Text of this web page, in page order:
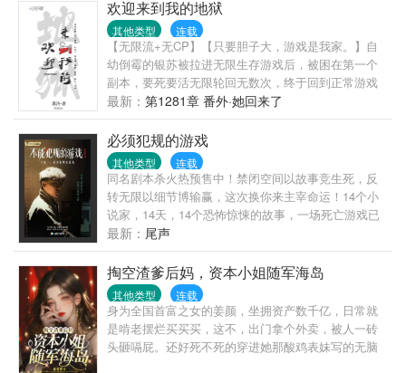
载着自动净水系统和微型生态农场。但真正的危机来
自迷雾深处——那些杀不死的诡异追逐着迁徙车辙。
诡异无法杀死，除非序列超凡。超过百种匪夷所思的
序列超凡。超百种奇异奇物……又有书名：
欢迎来到我的地狱
其他类型 连载
【无限流+无CP】【只要胆子大，游戏是我家。】自
幼倒霉的银苏被拉进无限生存游戏后，被困在第一个
副本，要死要活无限轮回无数次，终于回到正常游戏
进程。终于不用面对同一批怪物的银苏泪流满面，决
定好好和怪物们交朋友，再也不打他们了。众人看着
随手捏爆怪物，渣都不剩的银苏：灰都扬了是吧！后
来游戏里多了一条禁忌：远离银苏，她有病！
最新： 第1281章 番外·她回来了
必须犯规的游戏
其他类型 连载
同名剧本杀火热预售中！禁闭空间以故事竞生死，反
转无限以细节博输赢，这次换你来主宰命运！14个小
说家，14天，14个恐怖惊悚的故事，一场死亡游戏已
经开始。14个悬疑小说作家被“邀请”到一个神秘场所，
每个人都必须即兴创作一个悬疑故事说给其他人听，
说完后所有人打分，得分最高的人可以决定每个人的
生死！然而诡异事件接连发生，人数日趋减少。神秘
主办者究竟是谁？谁能逃出生天？一个恐怖的秘密在
最后揭晓……
最新： 尾声
掏空渣爹后妈，资本小姐随军海岛
其他类型 连载
身为全国首富之女的姜颜，坐拥资产数千亿，日常就
是啃老摆烂买买买，这不，出门拿个外卖，被人一砖
头砸嗝屁。还好死不死的穿进她那酸鸡表妹写的无脑